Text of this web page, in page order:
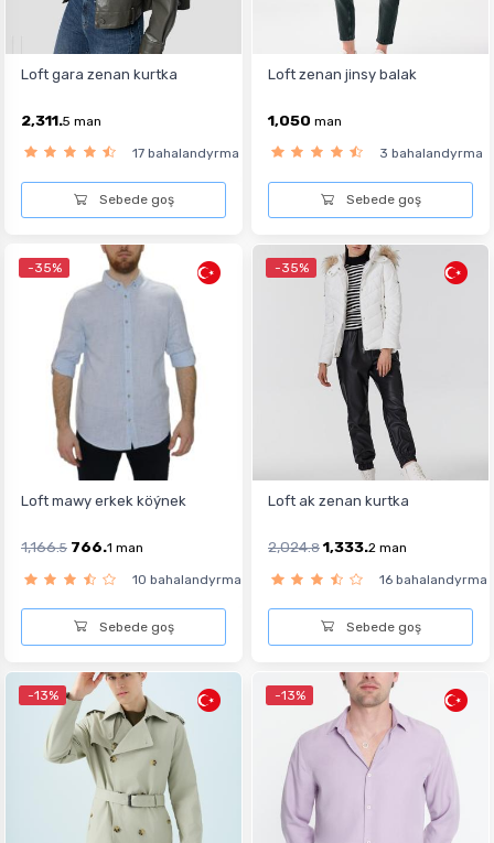
Loft gara zenan kurtka
2,311.5 man
17 bahalandyrma
Sebede goş
Loft zenan jinsy balak
1,050 man
3 bahalandyrma
Sebede goş
-35%
Loft mawy erkek köýnek
1,166.5 766.1 man
10 bahalandyrma
Sebede goş
-35%
Loft ak zenan kurtka
2,024.8 1,333.2 man
16 bahalandyrma
Sebede goş
-13% -13%